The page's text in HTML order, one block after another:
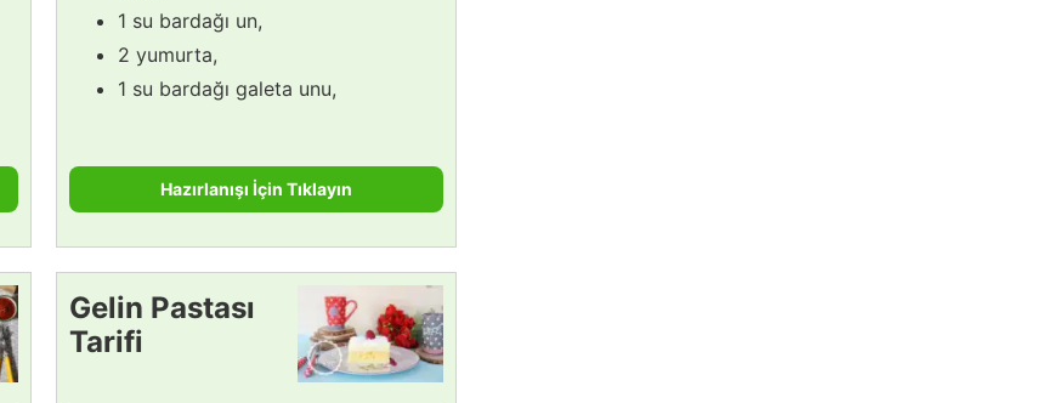
1 su bardağı un,
2 yumurta,
1 su bardağı galeta unu,
Hazırlanışı İçin Tıklayın
Gelin Pastası
Tarifi